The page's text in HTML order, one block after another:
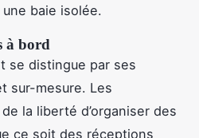
baie isolée.
à bord
se distingue par ses
sur-mesure. Les
la liberté d’organiser des
ce soit des réceptions